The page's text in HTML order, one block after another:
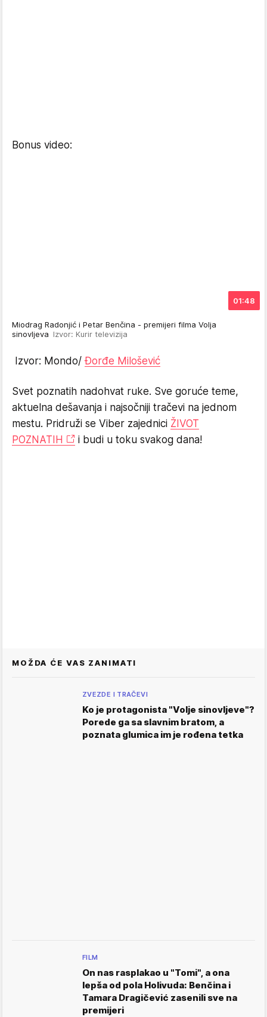
Bonus video:
01:48
Miodrag Radonjić i Petar Benčina - premijeri filma Volja
sinovljeva Izvor: Kurir televizija
Izvor: Mondo/Đorđe Milošević
Svet poznatih nadohvat ruke. Sve goruće teme,
aktuelna dešavanja i najsočniji tračevi na jednom
mestu. Pridruži se Viber zajednici ŽIVOT
POZNATIH
i budi u toku svakog dana!
MOŽDA ĆE VAS ZANIMATI
ZVEZDE I TRAČEVI
Ko je protagonista "Volje sinovljeve"?
Porede ga sa slavnim bratom, a
poznata glumica im je rođena tetka
FILM
On nas rasplakao u "Tomi", a ona
lepša od pola Holivuda: Benčina i
Tamara Dragičević zasenili sve na
premijeri